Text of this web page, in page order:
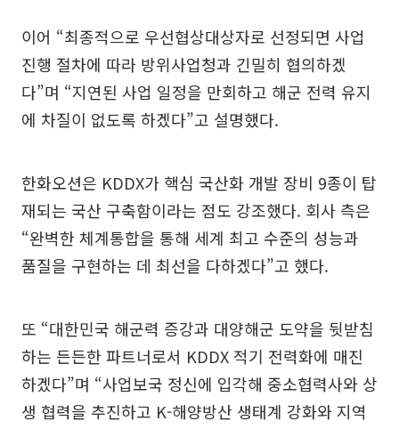
이어 “최종적으로 우선협상대상자로 선정되면 사업
진행 절차에 따라 방위사업청과 긴밀히 협의하겠
다”며 “지연된 사업 일정을 만회하고 해군 전력 유지
에 차질이 없도록 하겠다”고 설명했다.
한화오션은 KDDX가 핵심 국산화 개발 장비 9종이 탑
재되는 국산 구축함이라는 점도 강조했다. 회사 측은
“완벽한 체계통합을 통해 세계 최고 수준의 성능과
품질을 구현하는 데 최선을 다하겠다”고 했다.
또 “대한민국 해군력 증강과 대양해군 도약을 뒷받침
하는 든든한 파트너로서 KDDX 적기 전력화에 매진
하겠다”며 “사업보국 정신에 입각해 중소협력사와 상
생 협력을 추진하고 K-해양방산 생태계 강화와 지역